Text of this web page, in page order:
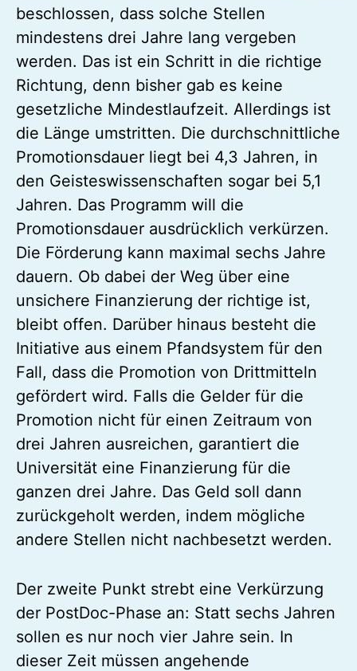
beschlossen, dass solche Stellen
mindestens drei Jahre lang vergeben
werden. Das ist ein Schritt in die richtige
Richtung, denn bisher gab es keine
gesetzliche Mindestlaufzeit. Allerdings ist
die Länge umstritten. Die durchschnittliche
Promotionsdauer liegt bei 4,3 Jahren, in
den Geisteswissenschaften sogar bei 5,1
Jahren. Das Programm will die
Promotionsdauer ausdrücklich verkürzen.
Die Förderung kann maximal sechs Jahre
dauern. Ob dabei der Weg über eine
unsichere Finanzierung der richtige ist,
bleibt offen. Darüber hinaus besteht die
Initiative aus einem Pfandsystem für den
Fall, dass die Promotion von Drittmitteln
gefördert wird. Falls die Gelder für die
Promotion nicht für einen Zeitraum von
drei Jahren ausreichen, garantiert die
Universität eine Finanzierung für die
ganzen drei Jahre. Das Geld soll dann
zurückgeholt werden, indem mögliche
andere Stellen nicht nachbesetzt werden.
Der zweite Punkt strebt eine Verkürzung
der PostDoc-Phase an: Statt sechs Jahren
sollen es nur noch vier Jahre sein. In
dieser Zeit müssen angehende